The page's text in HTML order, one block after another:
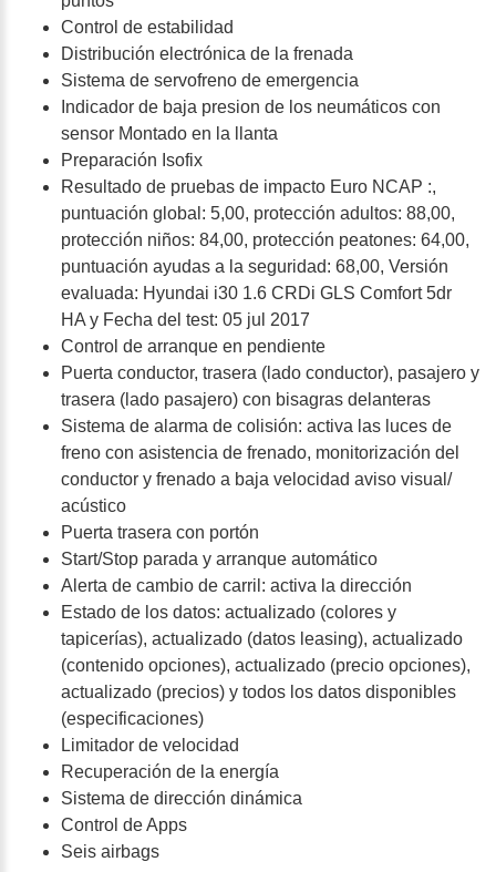
Control de estabilidad
Distribución electrónica de la frenada
Sistema de servofreno de emergencia
Indicador de baja presion de los neumáticos con
sensor Montado en la llanta
Preparación Isofix
Resultado de pruebas de impacto Euro NCAP :,
puntuación global: 5,00, protección adultos: 88,00,
protección niños: 84,00, protección peatones: 64,00,
puntuación ayudas a la seguridad: 68,00, Versión
evaluada: Hyundai i30 1.6 CRDi GLS Comfort 5dr
HA y Fecha del test: 05 jul 2017
Control de arranque en pendiente
Puerta conductor, trasera (lado conductor), pasajero y
trasera (lado pasajero) con bisagras delanteras
Sistema de alarma de colisión: activa las luces de
freno con asistencia de frenado, monitorización del
conductor y frenado a baja velocidad aviso visual/
acústico
Puerta trasera con portón
Start/Stop parada y arranque automático
Alerta de cambio de carril: activa la dirección
Estado de los datos: actualizado (colores y
tapicerías), actualizado (datos leasing), actualizado
(contenido opciones), actualizado (precio opciones),
actualizado (precios) y todos los datos disponibles
(especificaciones)
Limitador de velocidad
Recuperación de la energía
Sistema de dirección dinámica
Control de Apps
Seis airbags